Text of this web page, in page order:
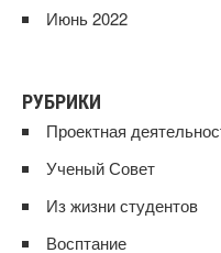
Июнь 2022
РУБРИКИ
Проектная
Ученый Совет
Из жизни студентов
Восптание